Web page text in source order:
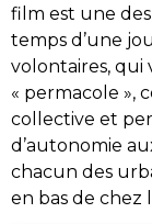
film est une
temps d’une
volontaires,
« permacole »,
collective et
d’autonomie
chacun des
en bas de chez